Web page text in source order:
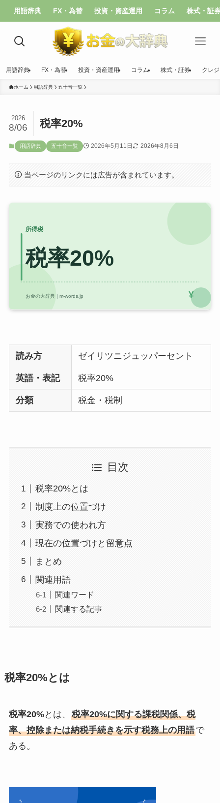
用語辞典 FX・為替 投資・資産運用 コラム 株式・証
用語辞典 FX・為替 投資・資産運用 コラム 株式・証券 クレ
ホーム 用語辞典 五十音一覧
税率20%
2026
8/06
用語辞典 五十音一覧 2026年5月11日 2026年8月6日
当ページのリンクには広告が含まれています。
読み方 ゼイリツニジュッパーセント
英語・表記 税率20%
分類 税金・税制
目次
税率20%とは
制度上の位置づけ
実務での使われ方
現在の位置づけと留意点
まとめ
関連用語
関連ワード
関連する記事
税率20%とは
税率20%とは、 税率20%に関する課税関係、税
率、控除または納税手続きを示す税務上の用語で
ある。